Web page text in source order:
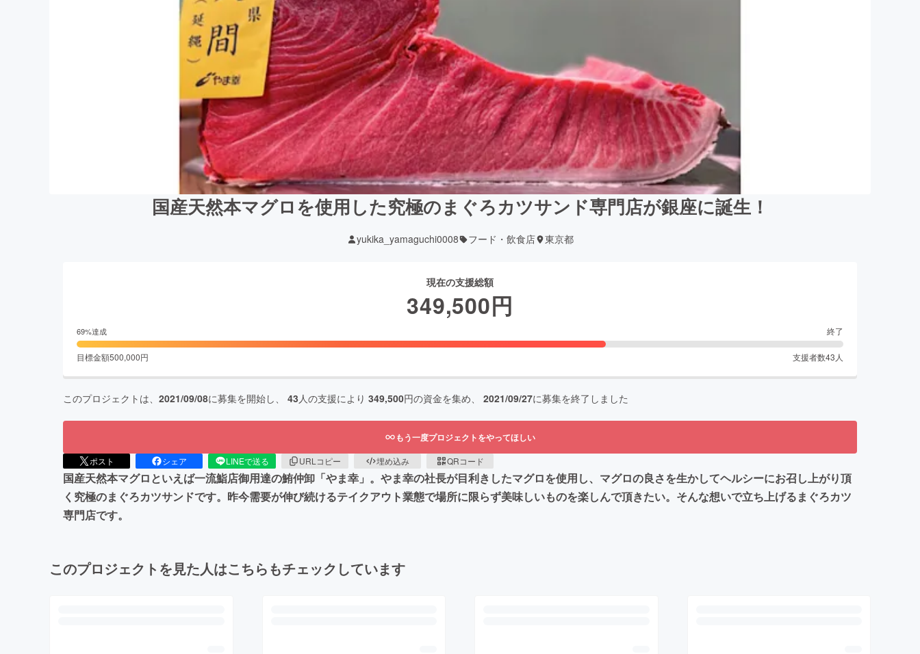
国産天然本マグロを使用した究極のまぐろカツサンド専門店が銀座に誕生！
yukika_yamaguchi0008 フード・飲食店 東京都
現在の支援総額
349,500円
69%達成 終了
目標金額500,000円 支援者数43 人
このプロジェクトは、 2021/09/08に募集を開始し、 43人の支援により 349,500円の資金を集め、 2021/09/27に募集を終了しました
もう一度プロジェクトをやってほしい
ポスト シェア LINEで送る URLコピー 埋め込み QRコード
国産天然本マグロといえば一流鮨店御用達の鮪仲卸「やま幸」。やま幸の社長が目利きしたマグロを使用し、マグロの良さを生かしてヘルシーにお召し上がり頂
く究極のまぐろカツサンドです。昨今需要が伸び続けるテイクアウト業態で場所に限らず美味しいものを楽しんで頂きたい。そんな想いで立ち上げるまぐろカツ
専門店です。
このプロジェクトを見た人はこちらもチェックしています